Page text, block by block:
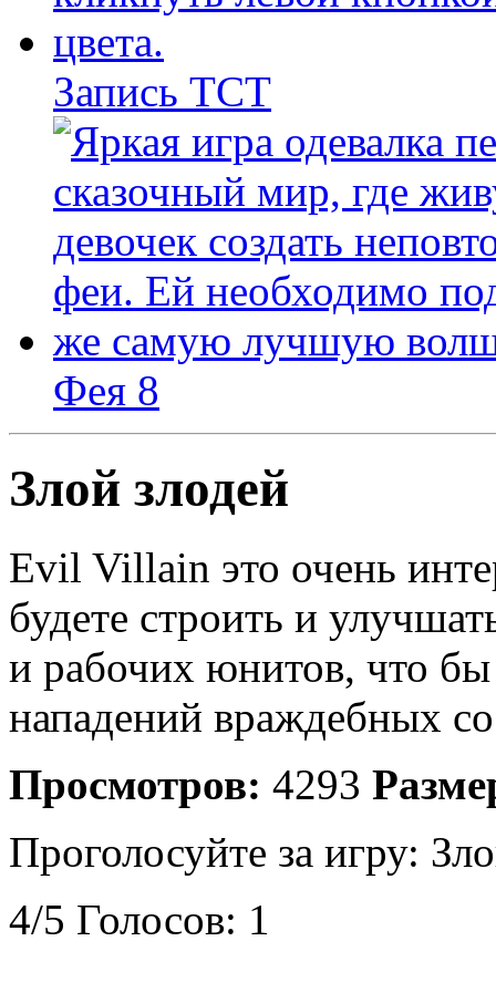
Запись ТСТ
Фея 8
Злой злодей
Evil Villain это очень
будете строить и
и рабочих юнитов, что бы
нападений враждебных
Просмотров: 4293
Проголосуйте за игру:
4/5 Голосов: 1